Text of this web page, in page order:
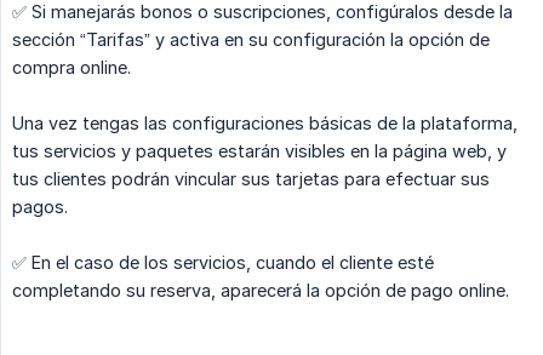
✅ Si manejarás bonos o suscripciones, configúralos desde la
sección “Tarifas” y activa en su configuración la opción de
compra online.
Una vez tengas las configuraciones básicas de la plataforma,
tus servicios y paquetes estarán visibles en la página web, y
tus clientes podrán vincular sus tarjetas para efectuar sus
pagos.
✅ En el caso de los servicios, cuando el cliente esté
completando su reserva, aparecerá la opción de pago online.